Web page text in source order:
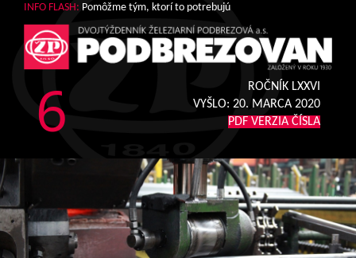
INFO FLASH: Pomôžme tým, ktorí to potrebujú
6
ROČNÍK LXXVI
VYŠLO: 20. MARCA 2020
PDF VERZIA ČÍSLA